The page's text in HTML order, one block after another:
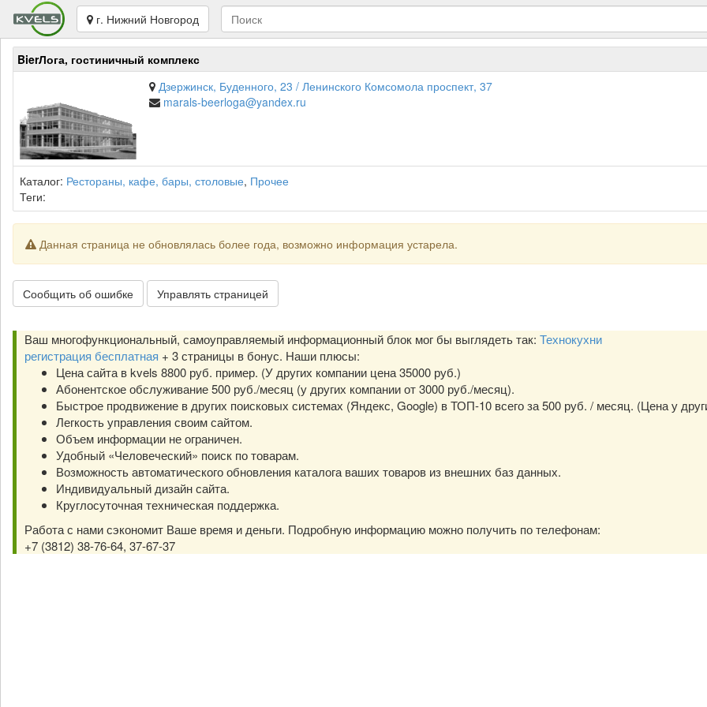
г. Нижний Новгород
BierЛога, гостиничный комплекс
Дзержинск, Буденного, 23 / Ленинского Комсомола проспект, 37
marals-beerloga@yandex.ru
Каталог: Рестораны, кафе, бары, столовые, Прочее
Теги:
Данная страница не обновлялась более года, возможно информация устарела.
Сообщить об ошибке Управлять страницей
Ваш многофункциональный, самоуправляемый информационный блок мог бы выглядеть так: Технокухни
регистрация бесплатная + 3 страницы в бонус. Наши плюсы:
Цена сайта в kvels 8800 руб. пример. (У других компании цена 35000 руб.)
Абонентское обслуживание 500 руб./месяц (у других компании от 3000 руб./месяц).
Быстрое продвижение в других поисковых системах (Яндекс, Google) в ТОП-10 всего за 500 руб. / месяц. (Цена у
Легкость управления своим сайтом.
Объем информации не ограничен.
Удобный «Человеческий» поиск по товарам.
Возможность автоматического обновления каталога ваших товаров из внешних баз данных.
Индивидуальный дизайн сайта.
Круглосуточная техническая поддержка.
Работа с нами сэкономит Ваше время и деньги. Подробную информацию можно получить по телефонам:
+7 (3812) 38-76-64, 37-67-37